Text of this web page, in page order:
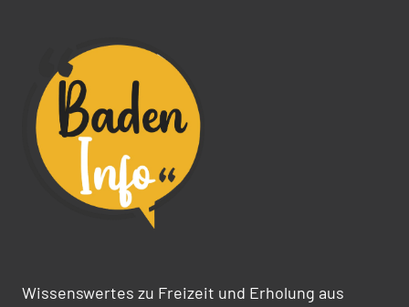
Wissenswertes zu Freizeit und Erholung aus